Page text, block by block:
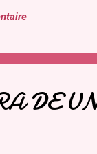
iniciar una
de
DE